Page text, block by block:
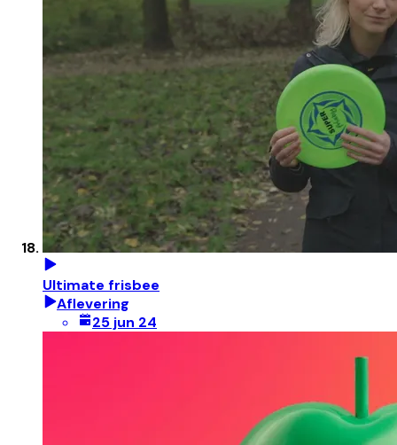
Ultimate frisbee
Aflevering
25 jun 24